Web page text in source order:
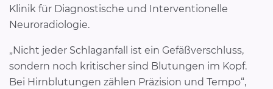
Klinik für Diagnostische und Interventionelle
Neuroradiologie.
„Nicht jeder Schlaganfall ist ein Gefäßverschluss,
sondern noch kritischer sind Blutungen im Kopf.
Bei Hirnblutungen zählen Präzision und Tempo“,